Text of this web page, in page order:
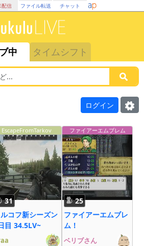
配信 ファイル転送 チャット
中 タイムシフト
ログイン
EscapeFromTarkov
31
コフ新シーズン
目 34.5LV~
ファイアーエムブレム
25
ファイアーエムブレ
ム！
ベリブさん